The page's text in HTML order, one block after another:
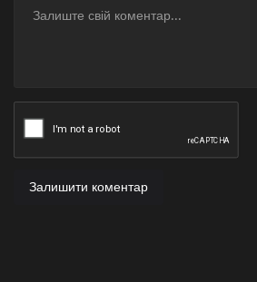
Залишити коментар